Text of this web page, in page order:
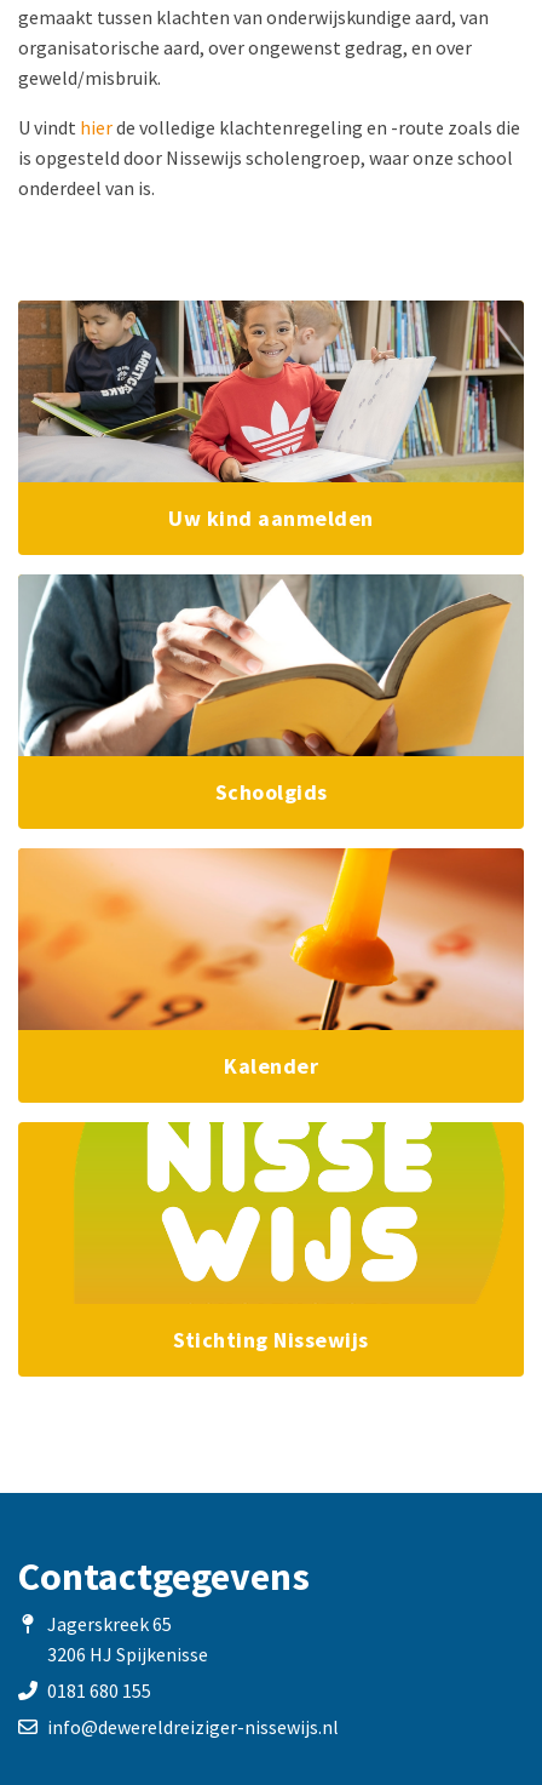
gemaakt tussen klachten van onderwijskundige aard, van
organisatorische aard, over ongewenst gedrag, en over
geweld/misbruik.
U vindt hierde volledige klachtenregeling en -route zoals die
is opgesteld door Nissewijs scholengroep, waar onze school
onderdeel van is.
Uw kind aanmelden
Schoolgids
Kalender
Stichting Nissewijs
Contactgegevens
Jagerskreek 65
3206 HJ Spijkenisse
0181 680 155
info@dewereldreiziger-nissewijs.nl